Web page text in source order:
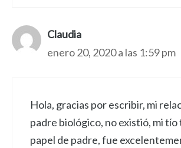
Claudia
enero 20, 2020 a las 1:59 pm
Hola, gracias por escribir, mi
padre biológico, no existió, mi tío
papel de padre, fue